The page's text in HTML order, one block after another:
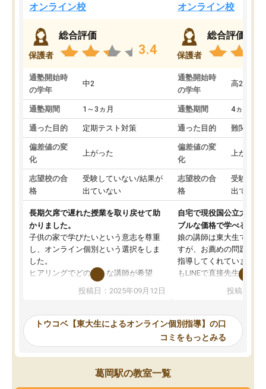
オンライン校
保護者
総合評価
3.4
通塾開始時
の学年
中2
通塾期間 1～3ヵ月
通った目的 定期テスト対策
偏差値の変
化
上がった
志望校の合
格
受験していない/結果が
出ていない
長期欠席で遅れた授業を取り戻せて助
かりました。
子供の家で学びたいという意志を尊重
し、オンライン個別という選択をしま
した。
ヒアリングでどのような講師が希望
か、オプションは付帯するかなど選ぶ
事が出来ました。
ーティングを行い、その講師で良いか
見てから講師を決定する事ができま
す。
うちの子は、初回面談の講師の方で決
投稿日：2025年09月12日
オンライン校
保護者
総合評価
通塾開始時
の学年
高2
通塾期間 4ヵ月～1
通った目的 難関私立
偏差値の変
化
上がった
志望校の合
格
受験して
出ていな
自宅で現役国公立大学生
ブルな価格で学べる
娘の講師は東大生では無
すが、お薦めの問題集や
指導してくれています。
もLINEで直接先生に質問
めれるので、個人に合
いなのがあり(有料)、受
ことをどんなスケジュー
くか相談したのですが、
ち期待したものではなく
投稿日：
トウコベ【東大生によるオンライン個別指導】の口
コミをもっとみる
葛岡駅の教室一覧